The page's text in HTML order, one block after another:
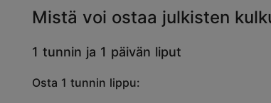
Mistä voi ostaa julkisten
1 tunnin ja 1 päivän liput
Osta 1 tunnin lippu: